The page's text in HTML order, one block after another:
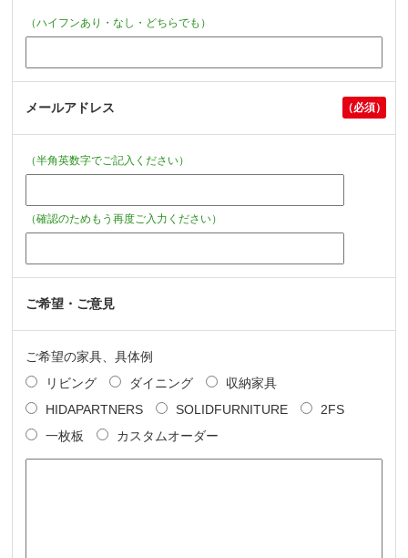
（ハイフンあり・なし・どちらでも）
メールアドレス
（半角英数字でご記入ください）
（確認のためもう再度ご入力ください）
ご希望・ご意見
ご希望の家具、具体例
リビング
ダイニング
収納家具
HIDAPARTNERS
SOLIDFURNITURE
2FS
一枚板
カスタムオーダー